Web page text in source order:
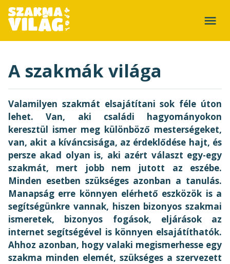
A szakmák világa
Valamilyen szakmát elsajátítani sok féle úton
lehet. Van, aki családi hagyományokon
keresztül ismer meg különböző mesterségeket,
van, akit a kíváncsisága, az érdeklődése hajt, és
persze akad olyan is, aki azért választ egy-egy
szakmát, mert jobb nem jutott az eszébe.
Minden esetben szükséges azonban a tanulás.
Manapság erre könnyen elérhető eszközök is a
segítségünkre vannak, hiszen bizonyos szakmai
ismeretek, bizonyos fogások, eljárások az
internet segítségével is könnyen elsajátíthatók.
Ahhoz azonban, hogy valaki megismerhesse egy
szakma minden elemét, szükséges a szervezett